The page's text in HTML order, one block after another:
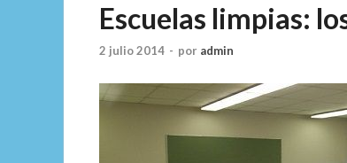
Escuelas limpias:
2 julio 2014 - por admin